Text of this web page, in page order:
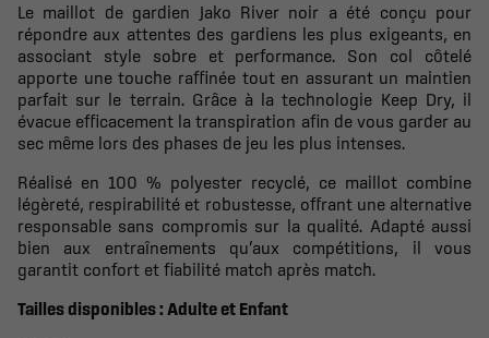
Le maillot de gardien Jako River noir a été conçu pour
répondre aux attentes des gardiens les plus exigeants, en
associant style sobre et performance. Son col côtelé
apporte une touche raffinée tout en assurant un maintien
parfait sur le terrain. Grâce à la technologie Keep Dry, il
évacue efficacement la transpiration afin de vous garder au
sec même lors des phases de jeu les plus intenses.
Réalisé en 100 % polyester recyclé, ce maillot combine
légèreté, respirabilité et robustesse, offrant une alternative
responsable sans compromis sur la qualité. Adapté aussi
bien aux entraînements qu’aux compétitions, il vous
garantit confort et fiabilité match après match.
Tailles disponibles : Adulte et Enfant